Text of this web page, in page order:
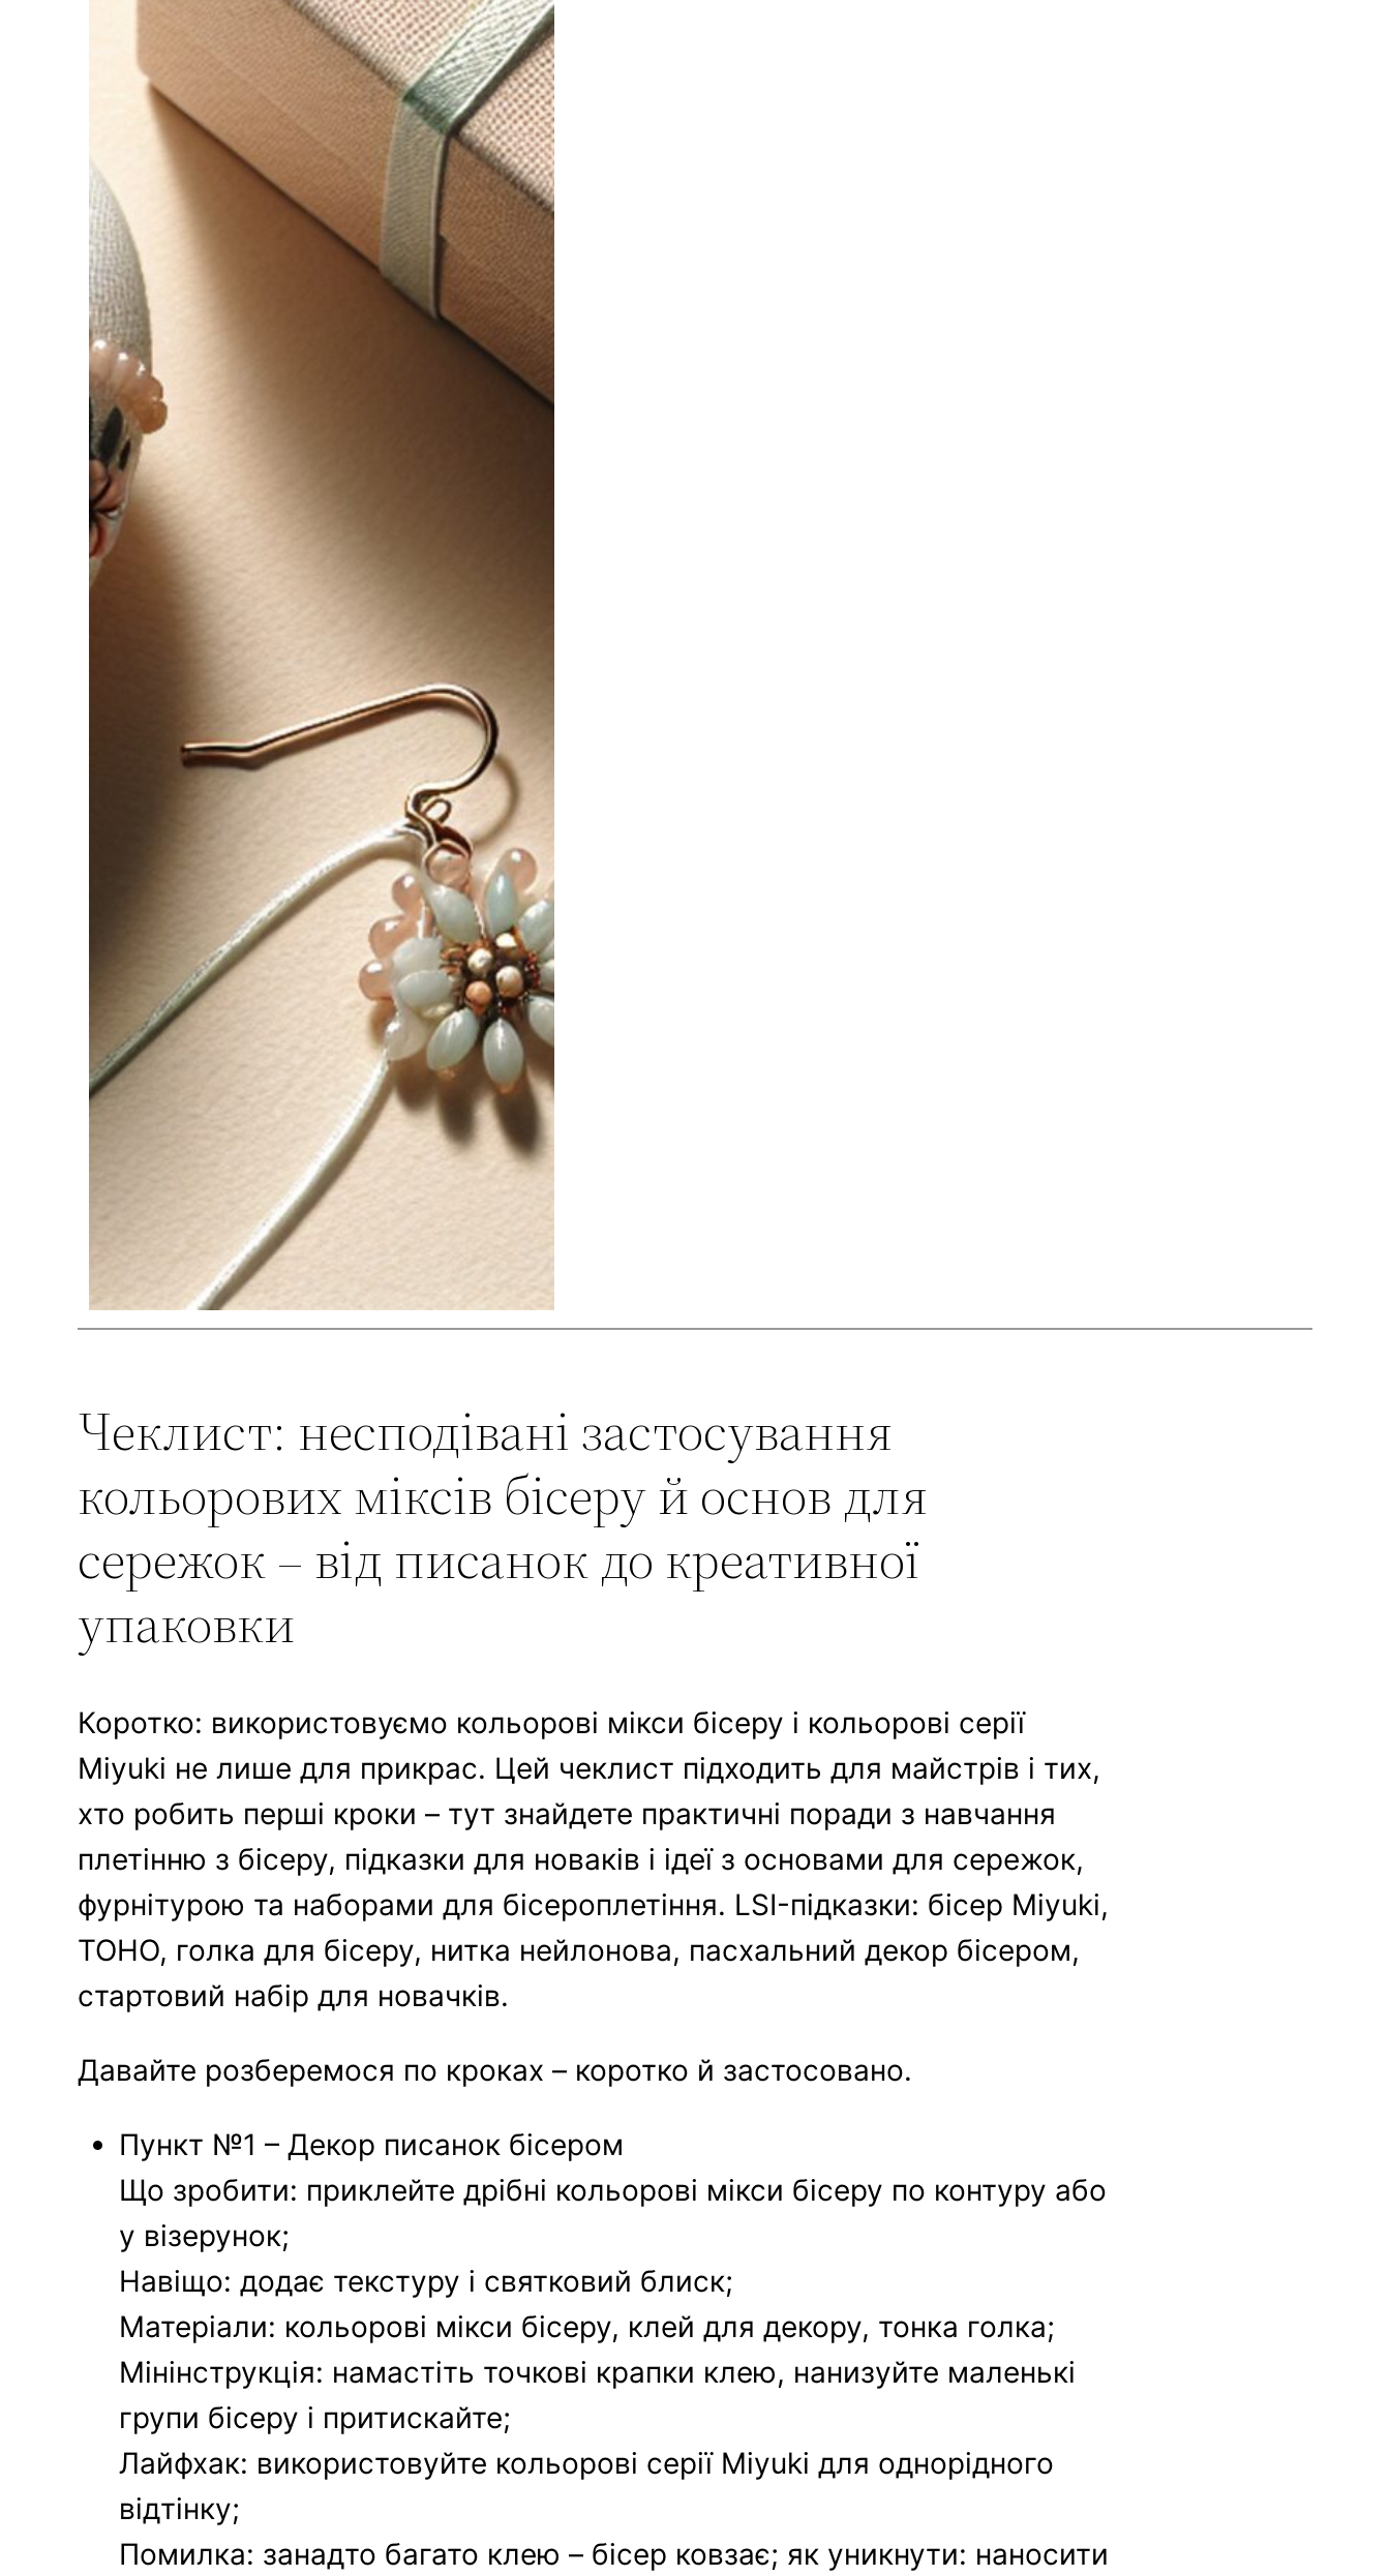
Чеклист: несподівані застосування
кольорових міксів бісеру й основ для
сережок – від писанок до креативної
упаковки
Коротко: використовуємо кольорові мікси бісеру і кольорові серії
Miyuki не лише для прикрас. Цей чеклист підходить для майстрів і тих,
хто робить перші кроки – тут знайдете практичні поради з навчання
плетінню з бісеру, підказки для новаків і ідеї з основами для сережок,
фурнітурою та наборами для бісероплетіння. LSI-підказки: бісер Miyuki,
TOHO, голка для бісеру, нитка нейлонова, пасхальний декор бісером,
стартовий набір для новачків.
Давайте розберемося по кроках – коротко й застосовано.
Пункт №1 – Декор писанок бісером
Що зробити: приклейте дрібні кольорові мікси бісеру по контуру або
у візерунок;
Навіщо: додає текстуру і святковий блиск;
Матеріали: кольорові мікси бісеру, клей для декору, тонка голка;
Мінінструкція: намастіть точкові крапки клею, нанизуйте маленькі
групи бісеру і притискайте;
Лайфхак: використовуйте кольорові серії Miyuki для однорідного
відтінку;
Помилка: занадто багато клею – бісер ковзає; як уникнути: наносити